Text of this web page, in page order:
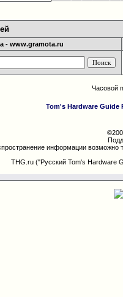
- www.gramota.ru
Часовой
Tom's Hardware Guide
информации возможно
THG.ru ("Русский Tom's Hardware